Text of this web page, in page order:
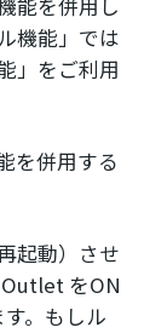
機能」では
」をご利用
を併用する
起動）させ
をON
。もしル